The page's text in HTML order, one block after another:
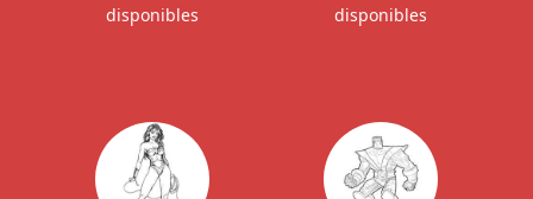
disponibles
disponibles